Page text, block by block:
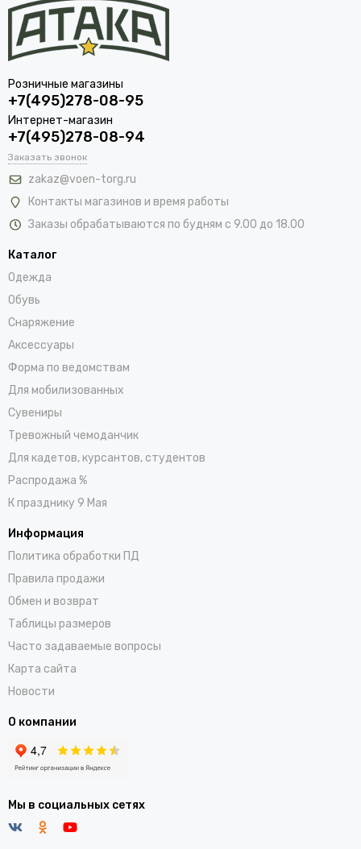
Розничные магазины
+7(495)278-08-95
Интернет-магазин
+7(495)278-08-94
Заказать звонок
zakaz@voen-torg.ru
Контакты магазинов и время работы
Заказы обрабатываются по будням с 9.00 до 18.00
Каталог
Одежда
Обувь
Снаряжение
Аксессуары
Форма по ведомствам
Для мобилизованных
Сувениры
Тревожный чемоданчик
Для кадетов, курсантов, студентов
Распродажа %
К празднику 9 Мая
Информация
Политика обработки ПД
Правила продажи
Обмен и возврат
Таблицы размеров
Часто задаваемые вопросы
Карта сайта
Новости
О компании
Мы в социальных сетях